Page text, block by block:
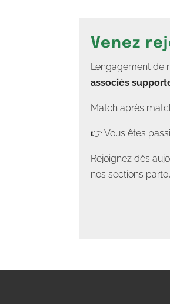
Venez
L’engagement
associés
Match après
👉 Vous êtes
Rejoignez dès
nos sections